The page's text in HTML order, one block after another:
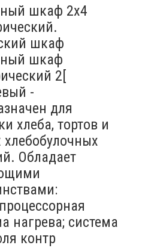
шкаф 2х4
шкаф
шкаф
2[
-
для
хлеба, тортов и
хлебобулочных
Обладает
нагрева; система
контр